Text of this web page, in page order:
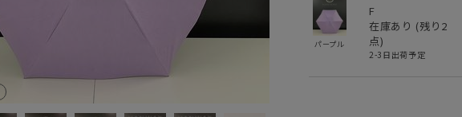
パープル
F
在庫あり (残り 2
点)
2-3日出荷予定